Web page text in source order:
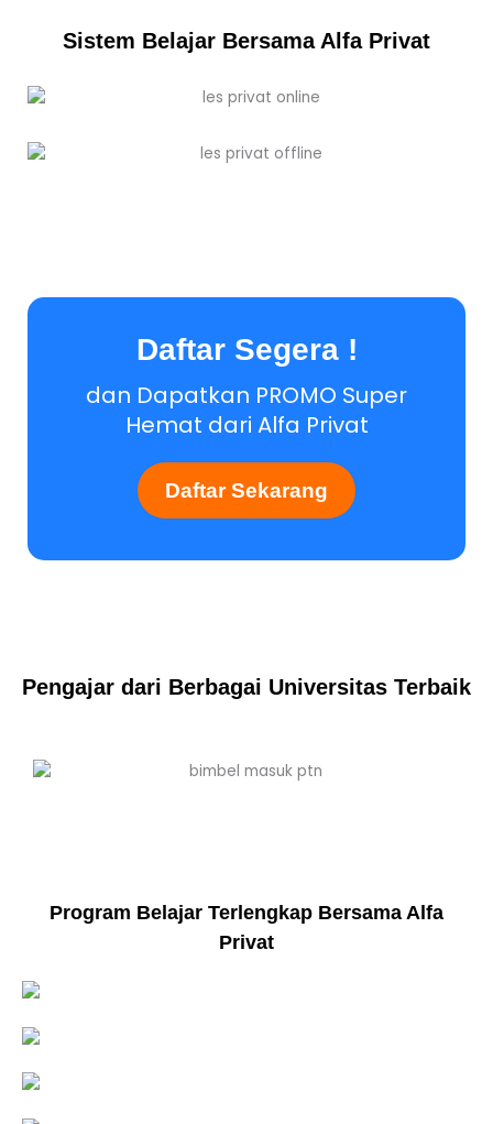
Sistem Belajar Bersama Alfa Privat
Daftar Segera !
dan Dapatkan PROMO Super
Hemat dari Alfa Privat
Daftar Sekarang
Pengajar dari Berbagai Universitas Terbaik
Program Belajar Terlengkap Bersama Alfa
Privat